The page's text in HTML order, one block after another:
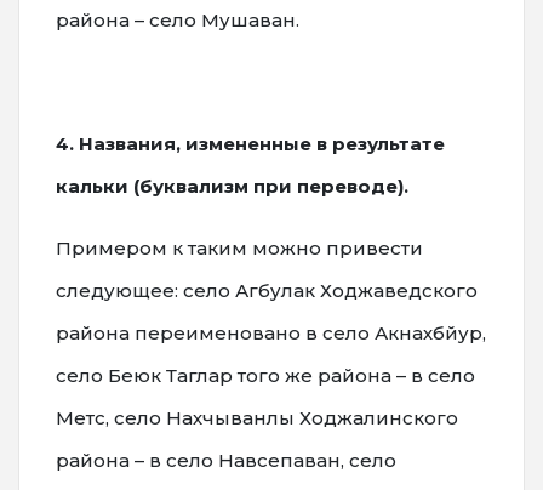
района – село Мушаван.
4. Названия, измененные в результате
кальки (буквализм при переводе).
Примером к таким можно привести
следующее: село Агбулак Ходжаведского
района переименовано в село Акнахбйур,
село Беюк Таглар того же района – в село
Метс, село Нахчыванлы Ходжалинского
района – в село Навсепаван, село